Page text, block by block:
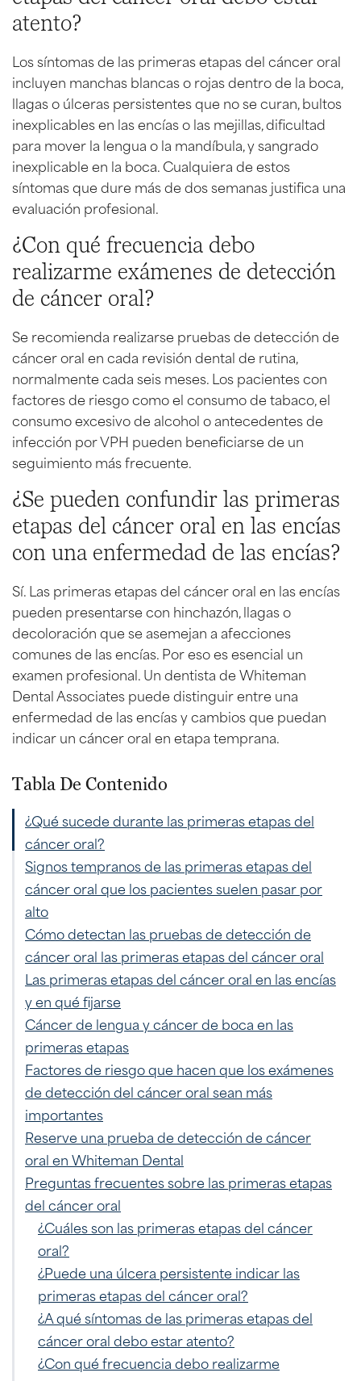
atento?
Los síntomas de las primeras etapas del cáncer oral
incluyen manchas blancas o rojas dentro de la boca,
llagas o úlceras persistentes que no se curan, bultos
inexplicables en las encías o las mejillas, dificultad
para mover la lengua o la mandíbula, y sangrado
inexplicable en la boca. Cualquiera de estos
síntomas que dure más de dos semanas justifica una
evaluación profesional.
¿Con qué frecuencia debo
realizarme exámenes de detección
de cáncer oral?
Se recomienda realizarse pruebas de detección de
cáncer oral en cada revisión dental de rutina,
normalmente cada seis meses. Los pacientes con
factores de riesgo como el consumo de tabaco, el
consumo excesivo de alcohol o antecedentes de
infección por VPH pueden beneficiarse de un
seguimiento más frecuente.
¿Se pueden confundir las primeras
etapas del cáncer oral en las encías
con una enfermedad de las encías?
Sí. Las primeras etapas del cáncer oral en las encías
pueden presentarse con hinchazón, llagas o
decoloración que se asemejan a afecciones
comunes de las encías. Por eso es esencial un
examen profesional. Un dentista de Whiteman
Dental Associates puede distinguir entre una
enfermedad de las encías y cambios que puedan
indicar un cáncer oral en etapa temprana.
Tabla De Contenido
¿Qué sucede durante las primeras etapas del
cáncer oral?
Signos tempranos de las primeras etapas del
cáncer oral que los pacientes suelen pasar por
alto
Cómo detectan las pruebas de detección de
cáncer oral las primeras etapas del cáncer oral
Las primeras etapas del cáncer oral en las encías
y en qué fijarse
Cáncer de lengua y cáncer de boca en las
primeras etapas
Factores de riesgo que hacen que los exámenes
de detección del cáncer oral sean más
importantes
Reserve una prueba de detección de cáncer
oral en Whiteman Dental
Preguntas frecuentes sobre las primeras etapas
del cáncer oral
¿Cuáles son las primeras etapas del cáncer
oral?
¿Puede una úlcera persistente indicar las
primeras etapas del cáncer oral?
¿A qué síntomas de las primeras etapas del
cáncer oral debo estar atento?
¿Con qué frecuencia debo realizarme